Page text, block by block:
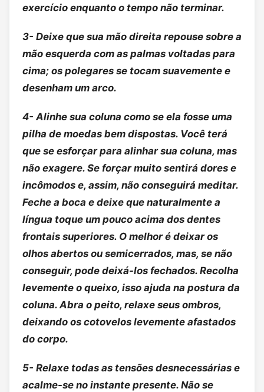
exercício enquanto o tempo não terminar.
3- Deixe que sua mão direita repouse sobre a
mão esquerda com as palmas voltadas para
cima; os polegares se tocam suavemente e
desenham um arco.
4- Alinhe sua coluna como se ela fosse uma
pilha de moedas bem dispostas. Você terá
que se esforçar para alinhar sua coluna, mas
não exagere. Se forçar muito sentirá dores e
incômodos e, assim, não conseguirá meditar.
Feche a boca e deixe que naturalmente a
língua toque um pouco acima dos dentes
frontais superiores. O melhor é deixar os
olhos abertos ou semicerrados, mas, se não
conseguir, pode deixá-los fechados. Recolha
levemente o queixo, isso ajuda na postura da
coluna. Abra o peito, relaxe seus ombros,
deixando os cotovelos levemente afastados
do corpo.
5- Relaxe todas as tensões desnecessárias e
acalme-se no instante presente. Não se